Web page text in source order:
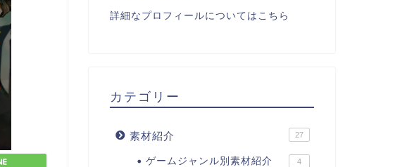
詳細なプロフィールについてはこちら
カテゴリー
素材紹介 27
ゲームジャンル別素材紹介 4